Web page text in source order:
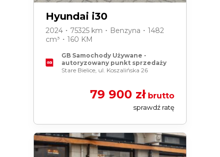
Hyundai i30
2024 ･ 75325 km ･ Benzyna ･ 1482
cm³ ･ 160 KM
GB Samochody Używane -
autoryzowany punkt sprzedaży
Stare Bielice, ul. Koszalińska 26
79 900 złbrutto
sprawdź ratę